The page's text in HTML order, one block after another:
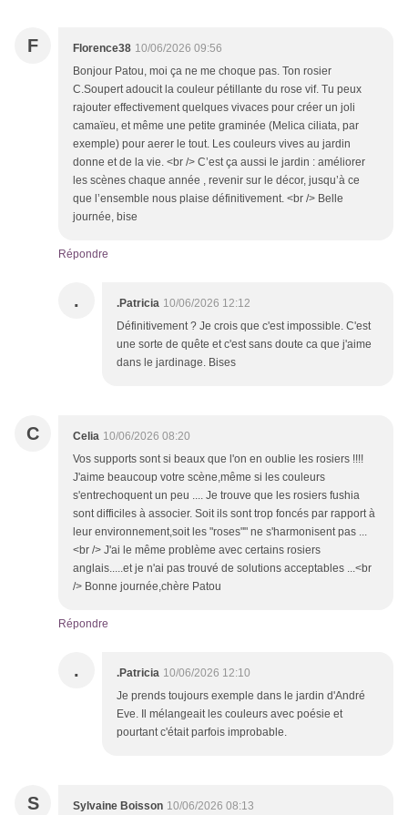
F Florence38 10/06/2026 09:56
Bonjour Patou, moi ça ne me choque pas. Ton rosier
C.Soupert adoucit la couleur pétillante du rose vif. Tu peux
rajouter effectivement quelques vivaces pour créer un joli
camaïeu, et même une petite graminée (Melica ciliata, par
exemple) pour aerer le tout. Les couleurs vives au jardin
donne et de la vie. <br /> C’est ça aussi le jardin : améliorer
les scènes chaque année , revenir sur le décor, jusqu’à ce
que l’ensemble nous plaise définitivement. <br /> Belle
journée, bise
Répondre
. .Patricia 10/06/2026 12:12
Définitivement ? Je crois que c'est impossible. C'est
une sorte de quête et c'est sans doute ca que j'aime
dans le jardinage. Bises
C Celia 10/06/2026 08:20
Vos supports sont si beaux que l'on en oublie les rosiers !!!!
J'aime beaucoup votre scène,même si les couleurs
s'entrechoquent un peu .... Je trouve que les rosiers fushia
sont difficiles à associer. Soit ils sont trop foncés par rapport à
leur environnement,soit les "roses"" ne s'harmonisent pas ...
<br /> J'ai le même problème avec certains rosiers
anglais.....et je n'ai pas trouvé de solutions acceptables ...<br
/> Bonne journée,chère Patou
Répondre
. .Patricia 10/06/2026 12:10
Je prends toujours exemple dans le jardin d'André
Eve. Il mélangeait les couleurs avec poésie et
pourtant c'était parfois improbable.
S Sylvaine Boisson 10/06/2026 08:13